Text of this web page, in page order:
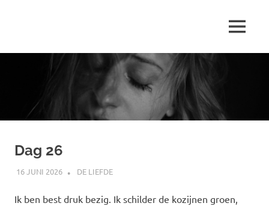
inhoud
schrijft
over
…
MENU
Dag 26
16 JUNI 2026 MARJOLEIN
DE LIEFDE
Ik ben best druk bezig. Ik schilder de kozijnen groen,